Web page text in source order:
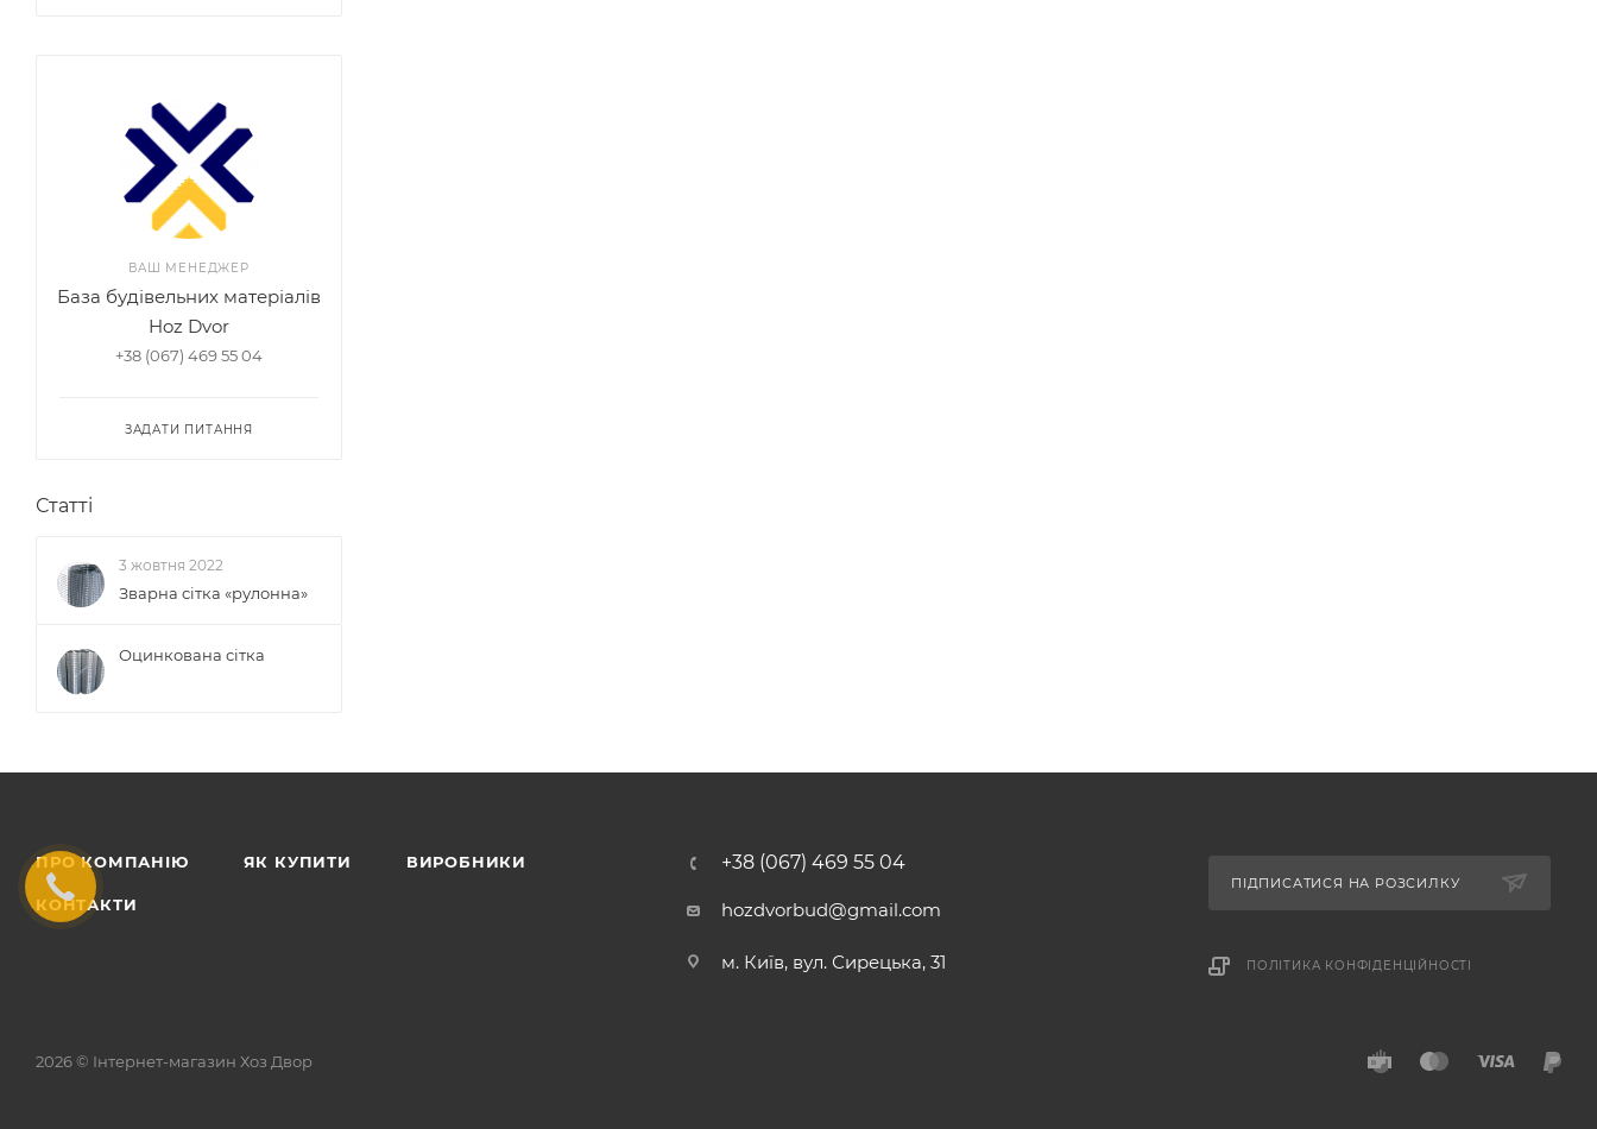
ВАШ МЕНЕДЖЕР
База будівельних матеріалів
Hoz Dvor
+38 (067) 469 55 04
ЗАДАТИ ПИТАННЯ
Статті
3 жовтня 2022
Зварна сітка «рулонна»
Оцинкована сітка
ПРО КОМПАНІЮ ЯК КУПИТИ ВИРОБНИКИ
КОНТАКТИ
+38 (067) 469 55 04
hozdvorbud@gmail.com
м. Київ, вул. Сирецька, 31
ПІДПИСАТИСЯ НА РОЗСИЛКУ
ПОЛІТИКА КОНФІДЕНЦІЙНОСТІ
2026 © Інтернет-магазин Хоз Двор